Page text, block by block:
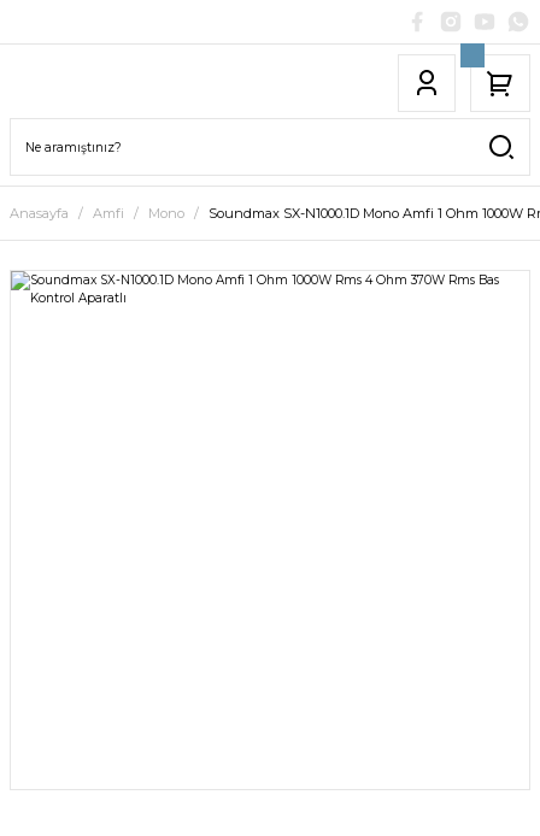
Anasayfa Amfi Mono Soundmax SX-N1000.1D Mono Amfi 1 Ohm 1000W